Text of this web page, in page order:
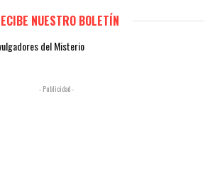
NUESTRO BOLETÍN
- Publicidad -